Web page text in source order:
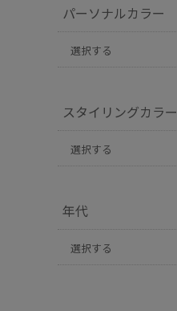
パーソナルカラー
選択する
スタイリングカラー
選択する
年代
選択する